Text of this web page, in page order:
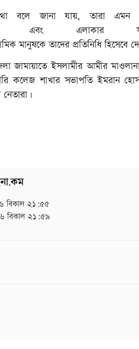
বলে জানা যায়, তারা এমন
এবং এলাকার
মানুষকে তাদের প্রতিনিধি হিসেবে
জামায়াতে ইসলামীর আমীর
কলেজ শাখার সভাপতি ইমরান
নেতারা।
বিকাল ২১:৫৫
বিকাল ২১:৫৯